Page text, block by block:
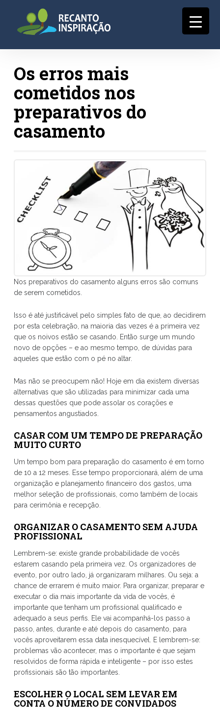
Os erros mais
cometidos nos
preparativos do
casamento
Nos preparativos do casamento alguns erros são comuns
de serem cometidos.
Isso é até justificável pelo simples fato de que, ao decidirem
por esta celebração, na maioria das vezes é a primeira vez
que os noivos estão se casando. Então surge um mundo
novo de opções – e ao mesmo tempo, de dúvidas para
aqueles que estão com o pé no altar.
Mas não se preocupem não! Hoje em dia existem diversas
alternativas que são utilizadas para minimizar cada uma
dessas questões que pode assolar os corações e
pensamentos angustiados.
CASAR COM UM TEMPO DE PREPARAÇÃO
MUITO CURTO
Um tempo bom para preparação do casamento é em torno
de 10 a 12 meses. Esse tempo proporcionará, além de uma
organização e planejamento financeiro dos gastos, uma
melhor seleção de profissionais, como também de locais
para cerimônia e recepção.
ORGANIZAR O CASAMENTO SEM AJUDA
PROFISSIONAL
Lembrem-se: existe grande probabilidade de vocês
estarem casando pela primeira vez. Os organizadores de
evento, por outro lado, já organizaram milhares. Ou seja: a
chance de errarem é muito maior. Para organizar, preparar e
executar o dia mais importante da vida de vocês, é
importante que tenham um profissional qualificado e
adequado a seus perfis. Ele vai acompanhá-los passo a
passo, antes, durante e até depois do casamento, para
vocês aproveitarem essa data inesquecível. E lembrem-se:
problemas vão acontecer, mas o importante é que sejam
resolvidos de forma rápida e inteligente – por isso estes
profissionais são tão importantes.
ESCOLHER O LOCAL SEM LEVAR EM
CONTA O NÚMERO DE CONVIDADOS